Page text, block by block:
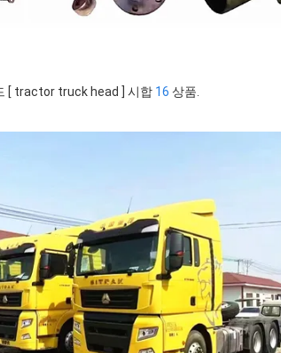
[ tractor truck head ] 시합 16 상품.